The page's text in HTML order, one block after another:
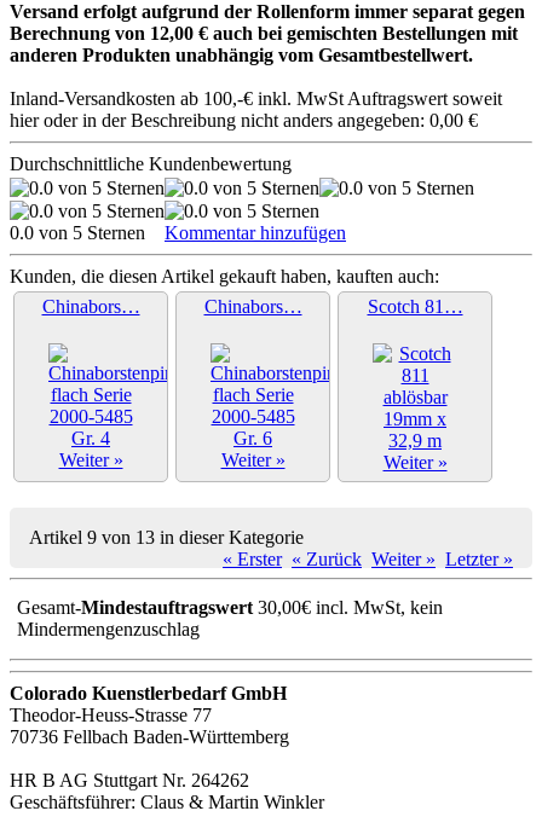
Versand erfolgt aufgrund der Rollenform immer separat gegen
Berechnung von 12,00 € auch bei gemischten Bestellungen mit
anderen Produkten unabhängig vom Gesamtbestellwert.
Inland-Versandkosten ab 100,-€ inkl. MwSt Auftragswert soweit
hier oder in der Beschreibung nicht anders angegeben: 0,00 €
Durchschnittliche Kundenbewertung
0.0 von 5 Sternen Kommentar hinzufügen
Kunden, die diesen Artikel gekauft haben, kauften auch:
Chinabors…
Weiter »
Chinabors…
Weiter »
Scotch 81…
Weiter »
Artikel 9 von 13 in dieser Kategorie
« Erster « Zurück Weiter » Letzter »
Gesamt-Mindestauftragswert30,00€ incl. MwSt, kein
Mindermengenzuschlag
Colorado Kuenstlerbedarf GmbH
Theodor-Heuss-Strasse 77
70736 Fellbach Baden-Württemberg
HR B AG Stuttgart Nr. 264262
Geschäftsführer: Claus & Martin Winkler